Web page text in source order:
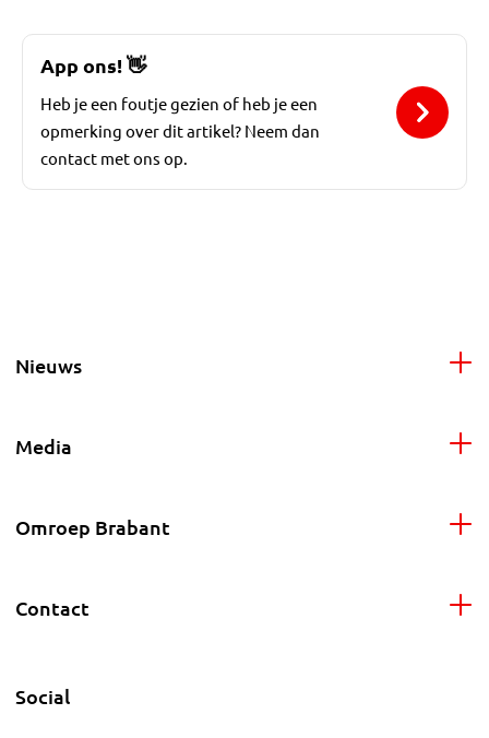
App ons!👋
Heb je een foutje gezien of heb je een
opmerking over dit artikel? Neem dan
contact met ons op.
Nieuws
Media
Omroep Brabant
Contact
Social